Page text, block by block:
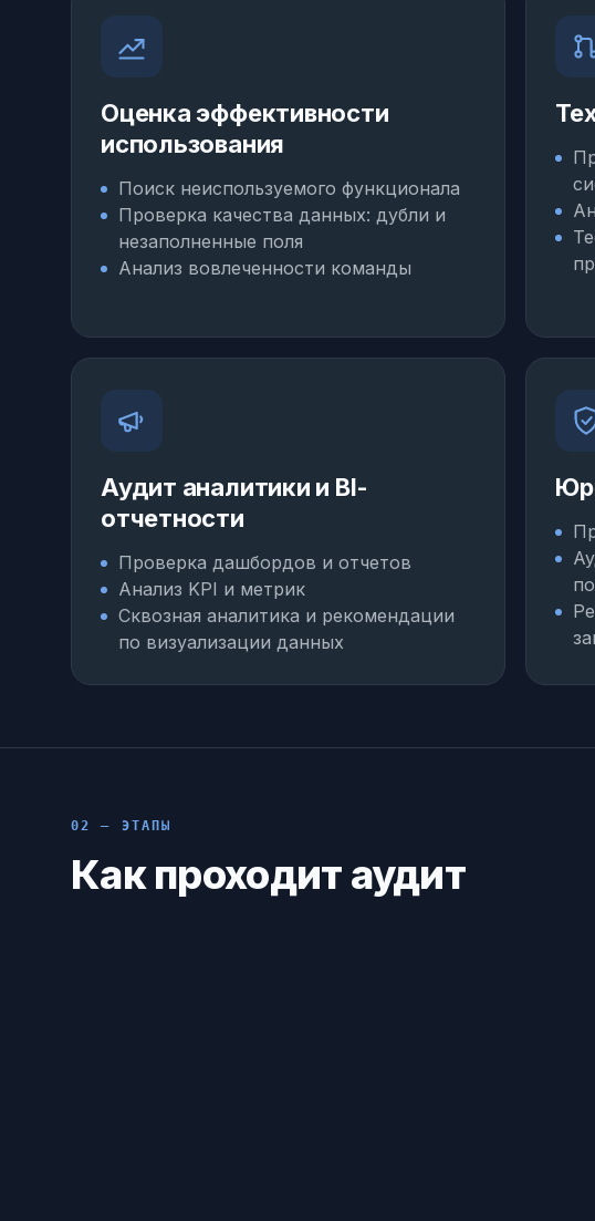
Оценка эффективности
использования
Поиск неиспользуемого функционала
Проверка качества данных: дубли и
незаполненные поля
Анализ вовлеченности команды
Аудит аналитики и BI-
отчетности
Проверка дашбордов и отчетов
Анализ KPI и метрик
Сквозная аналитика и рекомендации
по визуализации данных
02 — ЭТАПЫ
Как проходит аудит